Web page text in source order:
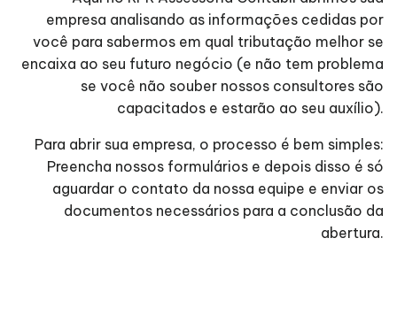
empresa analisando as informações cedidas por
você para sabermos em qual tributação melhor se
encaixa ao seu futuro negócio (e não tem problema
se você não souber nossos consultores são
capacitados e estarão ao seu auxílio).
Para abrir sua empresa, o processo é bem simples:
Preencha nossos formulários e depois disso é só
aguardar o contato da nossa equipe e enviar os
documentos necessários para a conclusão da
abertura.